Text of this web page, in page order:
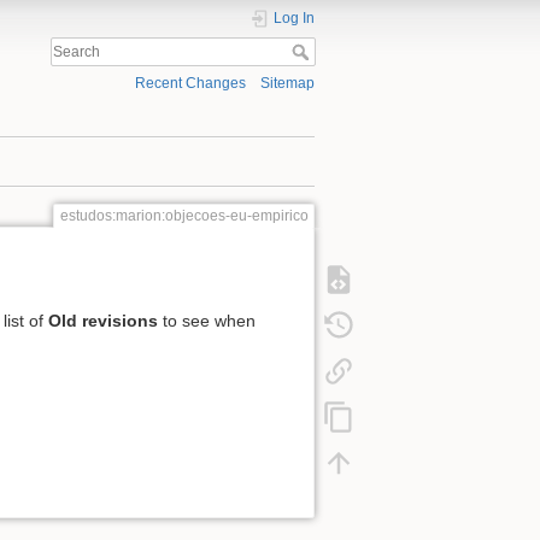
Log In
Recent Changes Sitemap
estudos:marion:objecoes-eu-empirico
of Old revisions to see when